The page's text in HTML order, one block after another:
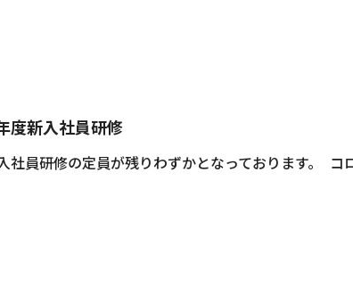
度新入社員研修
員研修の定員が残りわずかとなっております。